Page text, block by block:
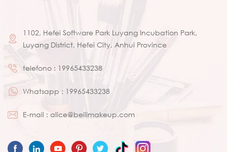
1102, Hefei Software Park Luyang Incubation Park,
Luyang District, Hefei City, Anhui Province
telefono : 19965433238
Whatsapp : 19965433238
E-mail : alice@beilimakeup.com